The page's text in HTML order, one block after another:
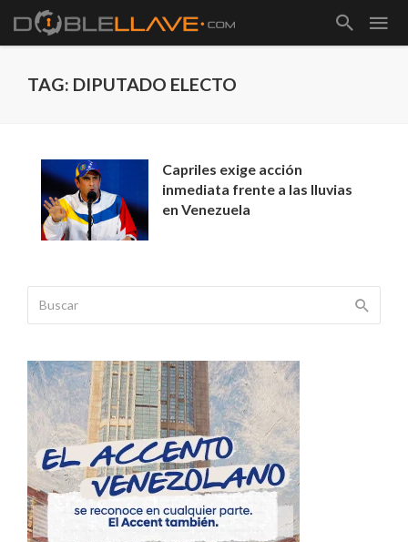
TAG: DIPUTADO ELECTO
Capriles exige acción
inmediata frente a las lluvias
en Venezuela